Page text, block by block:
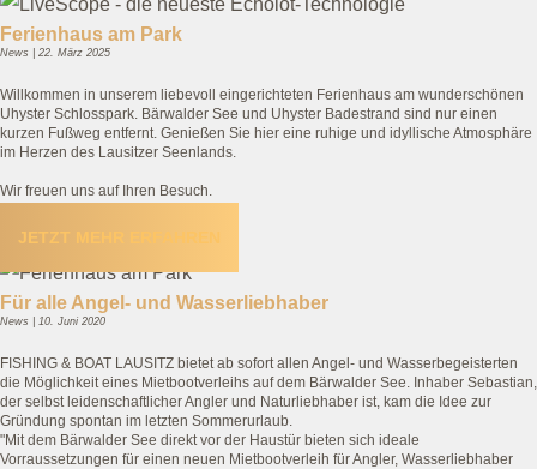
Ferienhaus am Park
News | 22. März 2025
Willkommen in unserem liebevoll eingerichteten Ferienhaus am wunderschönen
Uhyster Schlosspark. Bärwalder See und Uhyster Badestrand sind nur einen
kurzen Fußweg entfernt. Genießen Sie hier eine ruhige und idyllische Atmosphäre
im Herzen des Lausitzer Seenlands.
Wir freuen uns auf Ihren Besuch.
JETZT MEHR ERFAHREN
Für alle Angel- und Wasserliebhaber
News | 10. Juni 2020
FISHING & BOAT LAUSITZ bietet ab sofort allen Angel- und Wasserbegeisterten
die Möglichkeit eines Mietbootverleihs auf dem Bärwalder See. Inhaber Sebastian,
der selbst leidenschaftlicher Angler und Naturliebhaber ist, kam die Idee zur
Gründung spontan im letzten Sommerurlaub.
"Mit dem Bärwalder See direkt vor der Haustür bieten sich ideale
Vorraussetzungen für einen neuen Mietbootverleih für Angler, Wasserliebhaber